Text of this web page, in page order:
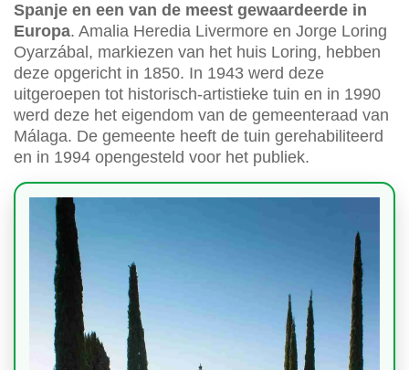
Spanje en een van de meest gewaardeerde in
Europa. Amalia Heredia Livermore en Jorge Loring
Oyarzábal, markiezen van het huis Loring, hebben
deze opgericht in 1850. In 1943 werd deze
uitgeroepen tot historisch-artistieke tuin en in 1990
werd deze het eigendom van de gemeenteraad van
Málaga. De gemeente heeft de tuin gerehabiliteerd
en in 1994 opengesteld voor het publiek.